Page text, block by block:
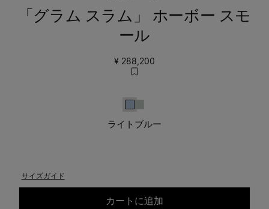
「グラム スラム」 ホーボー スモ
ール
¥ 288,200
ライトブルー
ライトブルー
セージ
サイズガイド
カートに追加